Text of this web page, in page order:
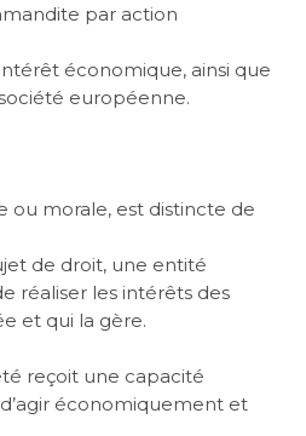
par action
économique, ainsi que
européenne.
ou morale, est distincte de
de droit, une entité
réaliser les intérêts des
et qui la gère.
reçoit une capacité
économiquement et